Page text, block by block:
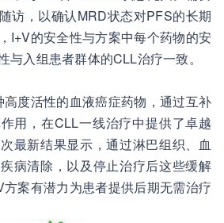
访，以确认MRD状态对PFS的长期
I+V的安全性与方案中每个药物的安
与入组患者群体的CLL治疗一致。
度活性的血液癌症药物，通过互补
用，在CLL一线治疗中提供了卓越
最新结果显示，通过淋巴组织、血
病清除，以及停止治疗后这些缓解
案有潜力为患者提供后期无需治疗